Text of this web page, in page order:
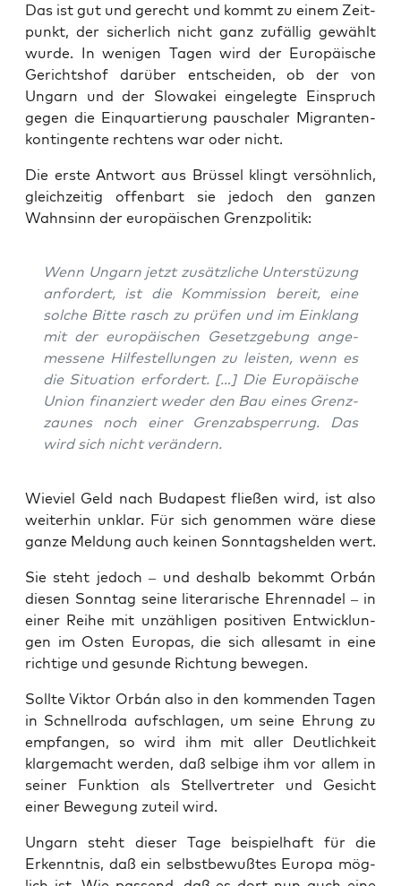
Das ist gut und gerecht und kommt zu einem Zeit­
punkt, der sicher­lich nicht ganz zufäl­lig gewählt
wur­de. In weni­gen Tagen wird der Euro­päi­sche
Gerichts­hof dar­über ent­schei­den, ob der von
Ungarn und der Slo­wa­kei ein­ge­leg­te Ein­spruch
gegen die Ein­quar­tie­rung pau­scha­ler Migran­ten­
kon­tin­gen­te rech­tens war oder nicht.
Die ers­te Ant­wort aus Brüs­sel klingt ver­söhn­lich,
gleich­zei­tig offen­bart sie jedoch den gan­zen
Wahn­sinn der euro­päi­schen Grenzpolitik:
Wenn Ungarn jetzt zusätz­li­che Unter­stü­zung
anfor­dert, ist die Kom­mis­si­on bereit, eine
sol­che Bit­te rasch zu prü­fen und im Ein­klang
mit der euro­päi­schen Gesetz­ge­bung ange­
mes­se­ne Hil­fe­stel­lun­gen zu leis­ten, wenn es
die Situa­ti­on erfor­dert. […] Die Euro­päi­sche
Uni­on finan­ziert weder den Bau eines Grenz­
zau­nes noch einer Grenz­ab­sper­rung. Das
wird sich nicht verändern.
Wie­viel Geld nach Buda­pest flie­ßen wird, ist also
wei­ter­hin unklar. Für sich genom­men wäre die­se
gan­ze Mel­dung auch kei­nen Sonn­tags­hel­den wert.
Sie steht jedoch – und des­halb bekommt Orbán
die­sen Sonn­tag sei­ne lite­ra­ri­sche Ehren­na­del – in
einer Rei­he mit unzäh­li­gen posi­ti­ven Ent­wick­lun­
gen im Osten Euro­pas, die sich alle­samt in eine
rich­ti­ge und gesun­de Rich­tung bewegen.
Soll­te Vik­tor Orbán also in den kom­men­den Tagen
in Schnell­ro­da auf­schla­gen, um sei­ne Ehrung zu
emp­fan­gen, so wird ihm mit aller Deut­lich­keit
klar­ge­macht wer­den, daß sel­bi­ge ihm vor allem in
sei­ner Funk­ti­on als Stell­ver­tre­ter und Gesicht
einer Bewe­gung zuteil wird.
Ungarn steht die­ser Tage bei­spiel­haft für die
Erkennt­nis, daß ein selbst­be­wuß­tes Euro­pa mög­